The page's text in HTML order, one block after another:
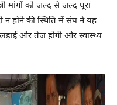
मांगों को जल्द से जल्द पूरा
न होने की स्थिति में संघ ने यह
और तेज होगी और स्वास्थ्य